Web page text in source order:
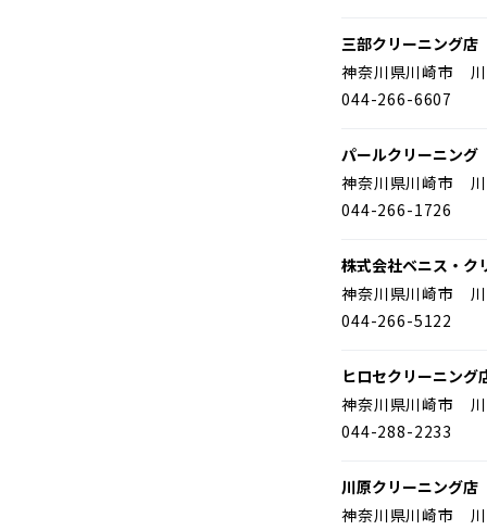
三部クリーニング店
神奈川県川崎市 川
044-266-6607
パールクリーニング
神奈川県川崎市 川
044-266-1726
株式会社ベニス・
神奈川県川崎市 川
044-266-5122
ヒロセクリーニング
神奈川県川崎市 川
044-288-2233
川原クリーニング店
神奈川県川崎市 川